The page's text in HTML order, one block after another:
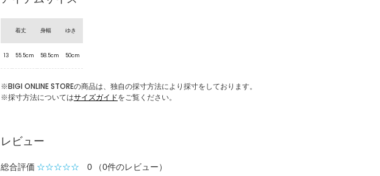
着丈 身幅 ゆき
13 55.5cm 58.5cm 50cm
※BIGI ONLINE STOREの商品は、独自の採寸方法により採寸をしております。
※採寸方法についてはサイズガイドをご覧ください。
レビュー
総合評価 ☆☆☆☆☆ 0 （0件のレビュー）